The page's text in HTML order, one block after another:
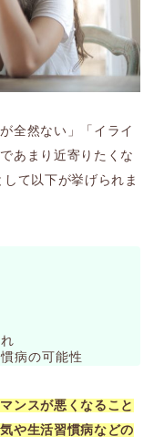
全然ない」「イライ
あまり近寄りたくな
て以下が挙げられま
病の可能性
ンスが悪くなること
や生活習慣病などの